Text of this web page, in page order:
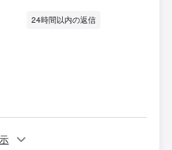
24時間以内の返信